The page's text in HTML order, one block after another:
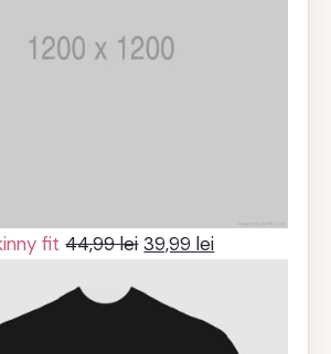
fit 44,99lei Prețul
a
39,99leiPrețul
39,99 lei.